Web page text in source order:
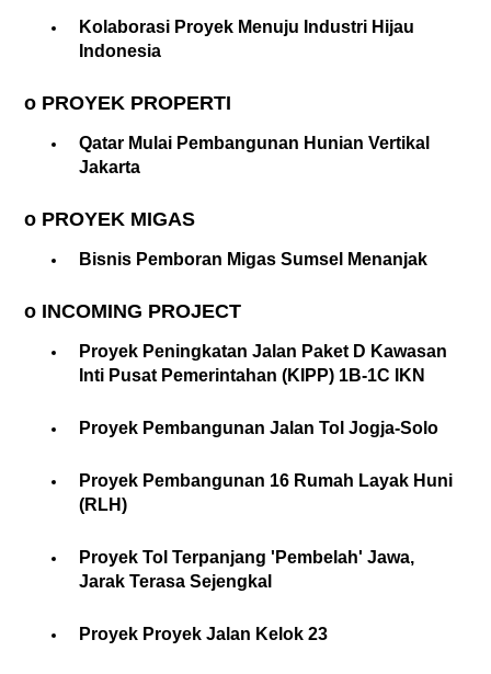
Kolaborasi Proyek Menuju Industri Hijau
Indonesia
o PROYEK PROPERTI
Qatar Mulai Pembangunan Hunian Vertikal
Jakarta
o PROYEK MIGAS
Bisnis Pemboran Migas Sumsel Menanjak
o INCOMING PROJECT
Proyek Peningkatan Jalan Paket D Kawasan
Inti Pusat Pemerintahan (KIPP) 1B-1C IKN
Proyek Pembangunan Jalan Tol Jogja-Solo
Proyek Pembangunan 16 Rumah Layak Huni
(RLH)
Proyek Tol Terpanjang 'Pembelah' Jawa,
Jarak Terasa Sejengkal
Proyek Proyek Jalan Kelok 23